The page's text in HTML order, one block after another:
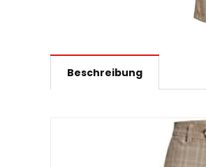
Beschreibung